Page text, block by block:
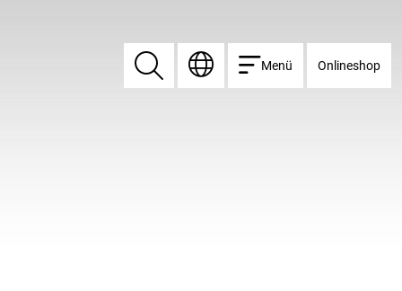
Suchen
Suchen Menü Onlineshop